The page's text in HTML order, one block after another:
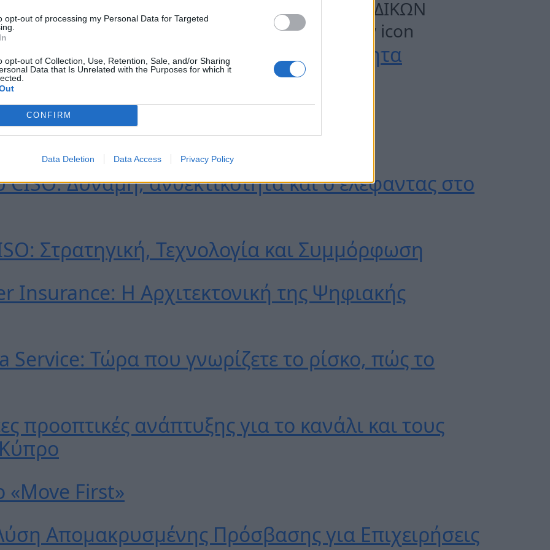
opt-out of processing my Personal Data for Targeted
opt-out of Collection, Use, Retention, Sale, and/or Sharing
Data that Is Unrelated with the Purposes for which it
CONFIRM
Data Deletion Data Access Privacy Policy
Από την Προστασία στη Στρατηγική
ασφάλεια στη στρατηγική ανθεκτικότητα
επιθέσεων
της διοίκησης
Δύναμη, ανθεκτικότητα και ο ελέφαντας στο
Στρατηγική, Τεχνολογία και Συμμόρφωση
Insurance: Η Αρχιτεκτονική της Ψηφιακής
Τώρα που γνωρίζετε το ρίσκο, πώς το
προοπτικές ανάπτυξης για το κανάλι και τους
«Move First»
Απομακρυσμένης Πρόσβασης για Επιχειρήσεις
ΑΡΧΕΙΟ ΠΕΡΙΟΔΙΚΩΝ